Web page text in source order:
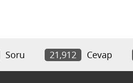
Soru 21,912 Cevap